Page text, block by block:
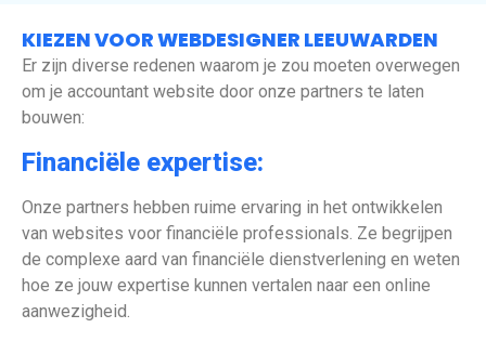
KIEZEN VOOR WEBDESIGNER LEEUWARDEN
Er zijn diverse redenen waarom je zou moeten overwegen
om je accountant website door onze partners te laten
bouwen:
Financiële expertise:
Onze partners hebben ruime ervaring in het ontwikkelen
van websites voor financiële professionals. Ze begrijpen
de complexe aard van financiële dienstverlening en weten
hoe ze jouw expertise kunnen vertalen naar een online
aanwezigheid.